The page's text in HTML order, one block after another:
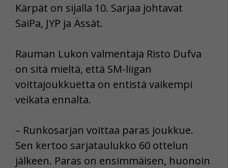
Kärpät on sijalla 10. Sarjaa johtavat
SaiPa, JYP ja Ässät.
Rauman Lukon valmentaja Risto Dufva
on sitä mieltä, että SM-liigan
voittajoukkuetta on entistä vaikempi
veikata ennalta.
– Runkosarjan voittaa paras joukkue.
Sen kertoo sarjataulukko 60 ottelun
jälkeen. Paras on ensimmäisen, huonoin